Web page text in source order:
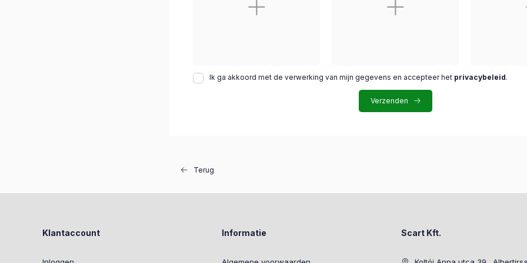
Ik ga akkoord met de verwerking van mijn gegevens en accepteer het privacybeleid.
Verzenden
Terug
Klantaccount Informatie Scart Kft.